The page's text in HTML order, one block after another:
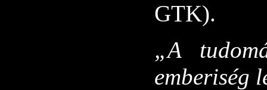
GTK).
„A
emberiség